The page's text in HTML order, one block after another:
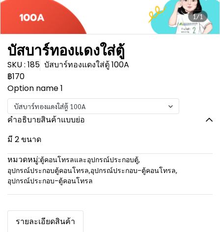
1/1
บัสบาร์ทองแดงใส่ตู้
SKU : 185 บัสบาร์ทองแดงใส่ตู้ 100A
฿170
Option name 1
บัสบาร์ทองแดงใส่ตู้ 100A
คำอธิบายสินค้าแบบย่อ
มี 2 ขนาด
หมวดหมู่:ตู้คอนโทรลและอุปกรณ์ประกอบตู้,
อุปกรณ์ประกอบตู้คอนโทรล,อุปกรณ์ประกอบ-ตู้คอนโทรล,
อุปกรณ์ประกอบ-ตู้คอนโทรล
รายละเอียดสินค้า